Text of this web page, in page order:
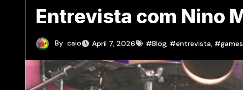
Entrevista com Nino
By caio April 7, 2026 #Blog, #entrevista, #games